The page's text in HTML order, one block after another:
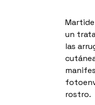
un
las
rostro.